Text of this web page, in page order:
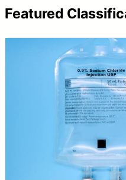
Featured